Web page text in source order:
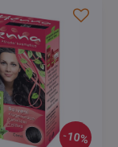
rizikami a je tak
alternatívou
farieb.
10%